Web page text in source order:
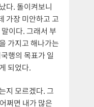
다. 돌이켜보니
가장 미안하고 고
이다. 그래서 부
가지고 해나가는
행의 목표가 일
되었다.
지 모르겠다. 그
쩌면 내가 많은